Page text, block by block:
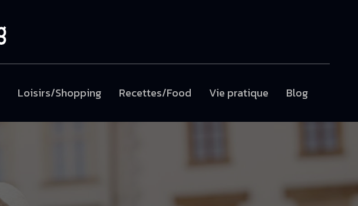
Loisirs/Shopping Recettes/Food Vie pratique Blog